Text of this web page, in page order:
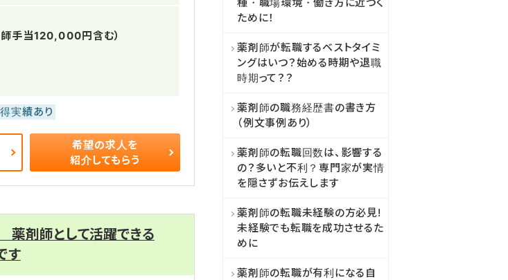
師手当120,000円含む）
実績あり
希望の求人を
紹介してもらう
師として活躍できる
す
ために！
薬剤師が転職するベストタイミ
ングはいつ？始める時期や退職
時期って？？
薬剤師の職務経歴書の書き方
（例文事例あり）
薬剤師の転職回数は、影響する
の？多いと不利？専門家が実情
を隠さずお伝えします
薬剤師の転職未経験の方必見!
未経験でも転職を成功させるた
めに
薬剤師の転職が有利になる自